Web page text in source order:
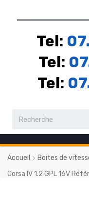
Tel:
Tel:
Tel:
Accueil Boites de
Corsa IV 1.2 GPL 16V